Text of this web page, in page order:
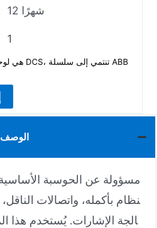
12 شهرًا
1
الوصف
نظام بأكمله، واتصالات
الجة الإشارات. يُستخدم هذا